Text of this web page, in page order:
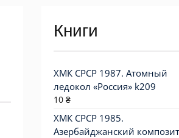
Книги
ХМК СРСР 1987. Атомный
ледокол «Россия» k209
10 ₴
ХМК СРСР 1985.
Азербайджанский